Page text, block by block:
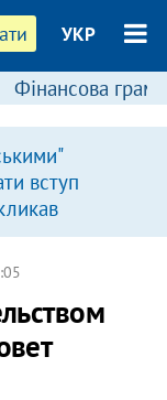
УКР
Фінансова
вступ